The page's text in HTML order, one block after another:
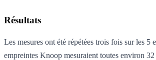
Résultats
Les mesures ont été répétées trois fois sur les 5
empreintes Knoop mesuraient toutes environ